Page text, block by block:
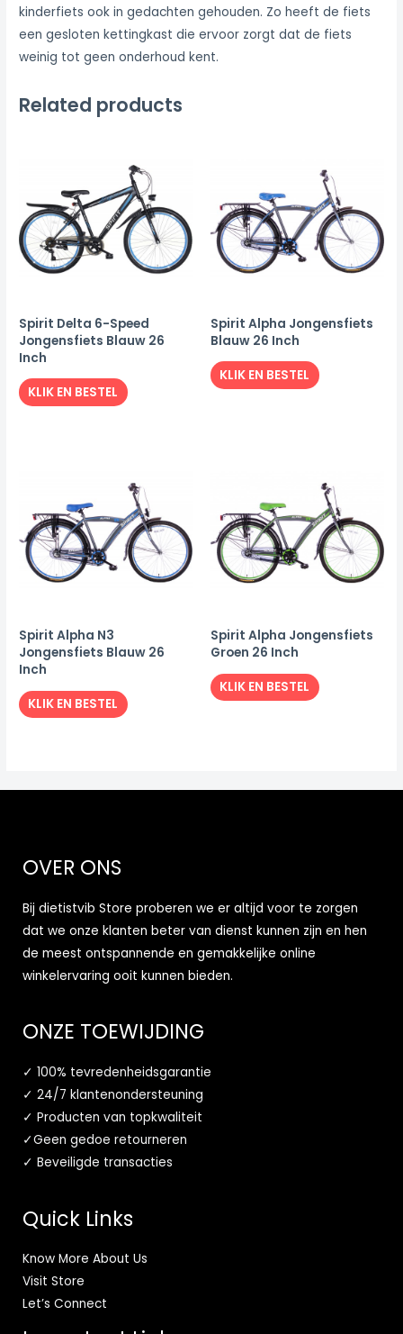
kinderfiets ook in gedachten gehouden. Zo heeft de fiets
een gesloten kettingkast die ervoor zorgt dat de fiets
weinig tot geen onderhoud kent.
Related products
Spirit Delta 6-Speed
Jongensfiets Blauw 26
Inch
KLIK EN BESTEL
Spirit Alpha Jongensfiets
Blauw 26 Inch
KLIK EN BESTEL
Spirit Alpha N3
Jongensfiets Blauw 26
Inch
KLIK EN BESTEL
Spirit Alpha Jongensfiets
Groen 26 Inch
KLIK EN BESTEL
OVER ONS
Bij dietistvib Store proberen we er altijd voor te zorgen
dat we onze klanten beter van dienst kunnen zijn en hen
de meest ontspannende en gemakkelijke online
winkelervaring ooit kunnen bieden.
ONZE TOEWIJDING
✓ 100% tevredenheidsgarantie
✓ 24/7 klantenondersteuning
✓ Producten van topkwaliteit
✓Geen gedoe retourneren
✓ Beveiligde transacties
Quick Links
Know More About Us
Visit Store
Let’s Connect